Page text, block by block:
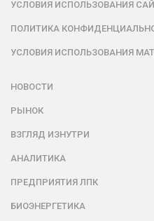
УСЛОВИЯ ИСПОЛЬЗОВАНИЯ
ПОЛИТИКА
УСЛОВИЯ ИСПОЛЬЗОВАНИЯ
НОВОСТИ
РЫНОК
ВЗГЛЯД ИЗНУТРИ
АНАЛИТИКА
ПРЕДПРИЯТИЯ ЛПК
БИОЭНЕРГЕТИКА